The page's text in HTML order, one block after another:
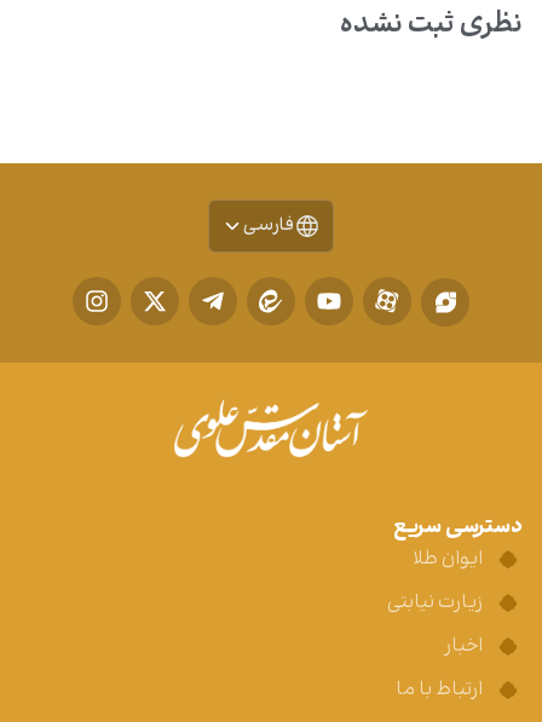
نظری ثبت نشده
فارسی
دسترسی سریع
ایوان طلا
زیارت نیابتی
اخبار
ارتباط با ما